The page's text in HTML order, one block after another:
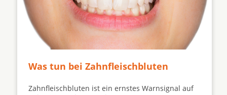
Was tun bei Zahnfleischbluten
Zahnfleischbluten ist ein ernstes Warnsignal auf